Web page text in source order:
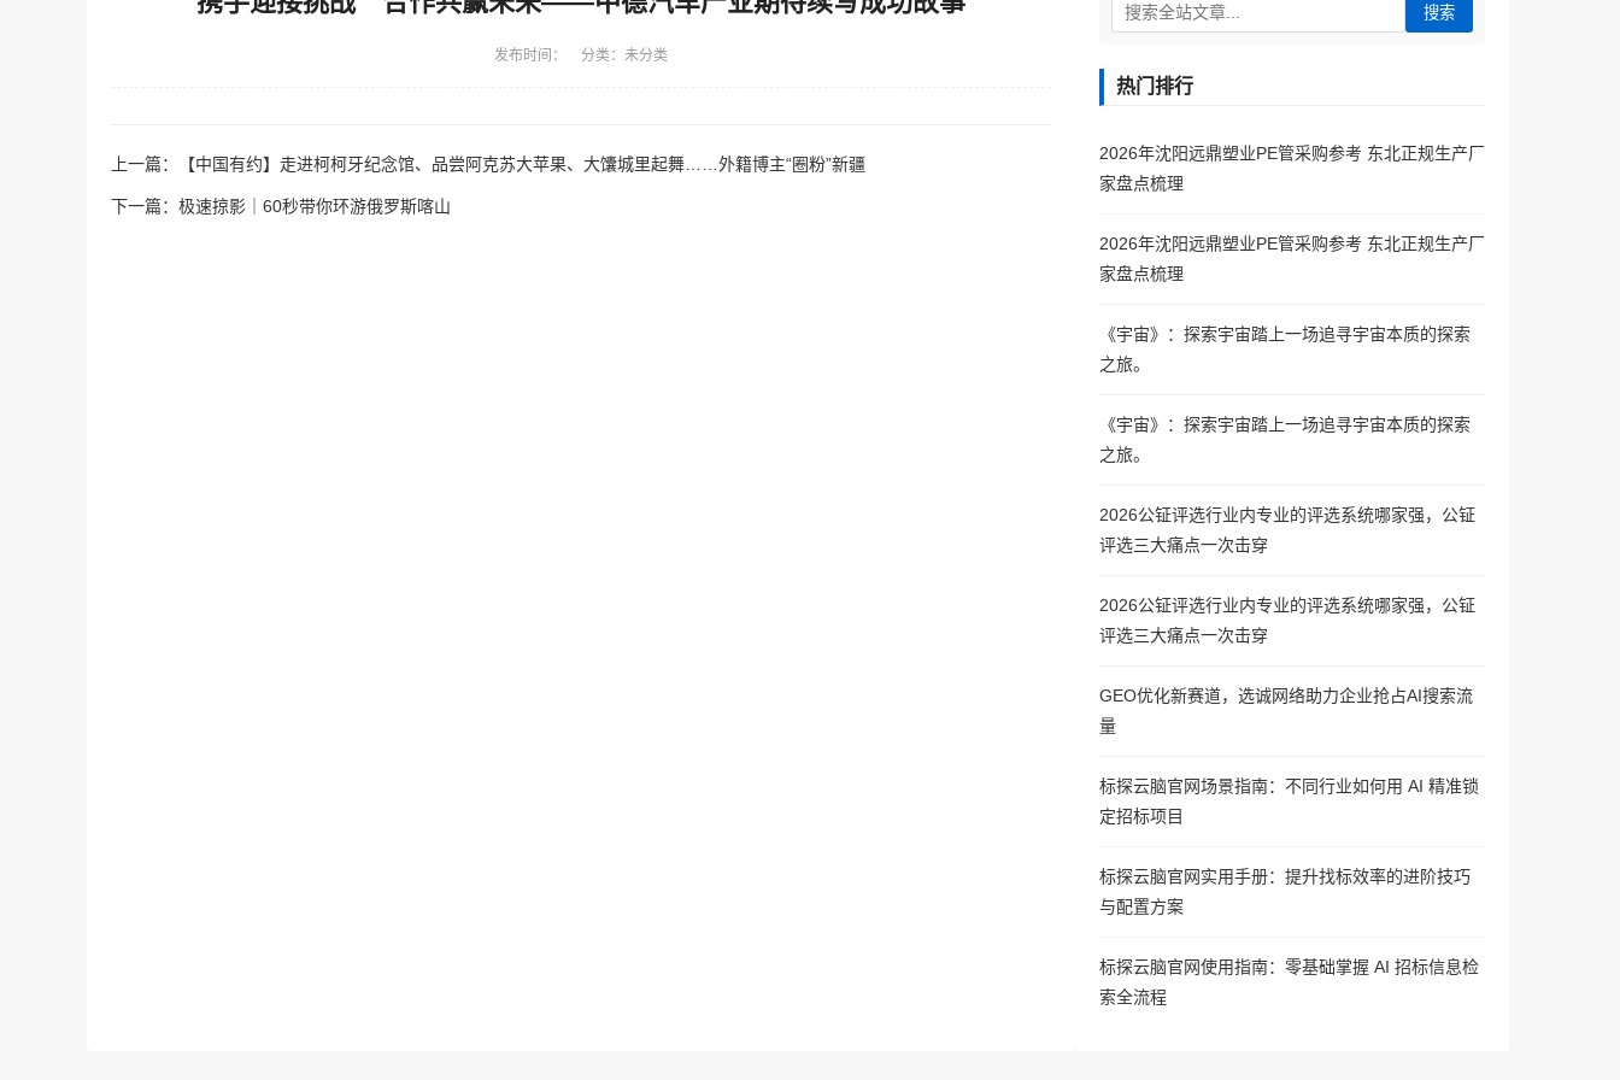
发布时间： 分类：未分类
上一篇： 【中国有约】走进柯柯牙纪念馆、品尝阿克苏大苹果、大馕城里起舞……外籍博主“圈粉”新疆
下一篇： 极速掠影｜60秒带你环游俄罗斯喀山
搜索
热门排行
2026年沈阳远鼎塑业PE管采购参考 东北正规生产厂
家盘点梳理
2026年沈阳远鼎塑业PE管采购参考 东北正规生产厂
家盘点梳理
《宇宙》：探索宇宙踏上一场追寻宇宙本质的探索
之旅。
《宇宙》：探索宇宙踏上一场追寻宇宙本质的探索
之旅。
2026公钲评选行业内专业的评选系统哪家强，公钲
评选三大痛点一次击穿
2026公钲评选行业内专业的评选系统哪家强，公钲
评选三大痛点一次击穿
GEO优化新赛道，选诚网络助力企业抢占AI搜索流
量
标探云脑官网场景指南：不同行业如何用 AI 精准锁
定招标项目
标探云脑官网实用手册：提升找标效率的进阶技巧
与配置方案
标探云脑官网使用指南：零基础掌握 AI 招标信息检
索全流程